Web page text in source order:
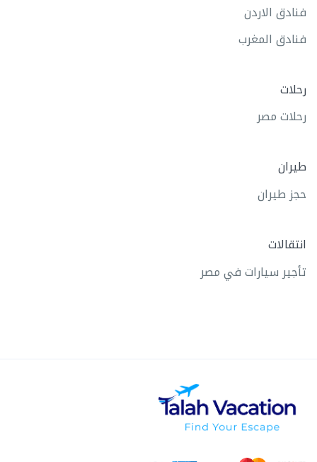
فنادق الاردن
فنادق المغرب
رحلات
رحلات مصر
طيران
حجز طيران
انتقالات
تأجير سيارات في مصر